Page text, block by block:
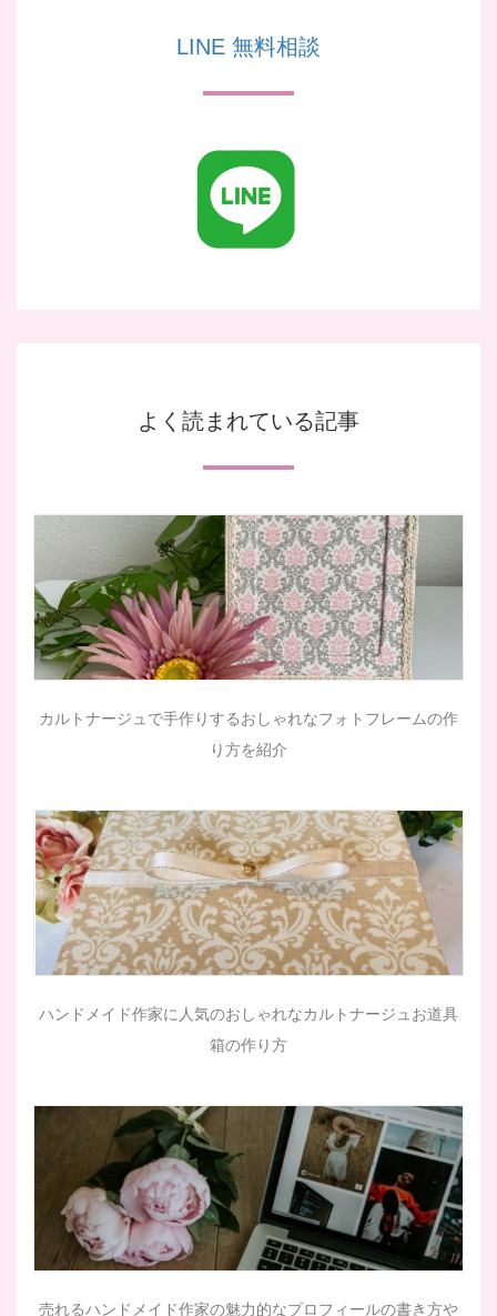
LINE 無料相談
よく読まれている記事
カルトナージュで手作りするおしゃれなフォトフレームの作
り方を紹介
ハンドメイド作家に人気のおしゃれなカルトナージュお道具
箱の作り方
売れるハンドメイド作家の魅力的なプロフィールの書き方や